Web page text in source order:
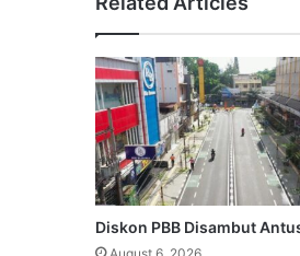
Diskon PBB Disambut